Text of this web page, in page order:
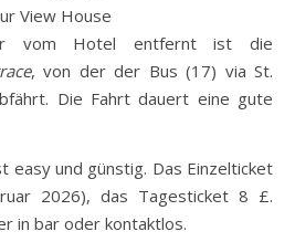
vom Hotel entfernt ist die
, von der der Bus (17) via St.
Die Fahrt dauert eine gute
easy und günstig. Das Einzelticket
2026), das Tagesticket 8 £.
in bar oder kontaktlos.